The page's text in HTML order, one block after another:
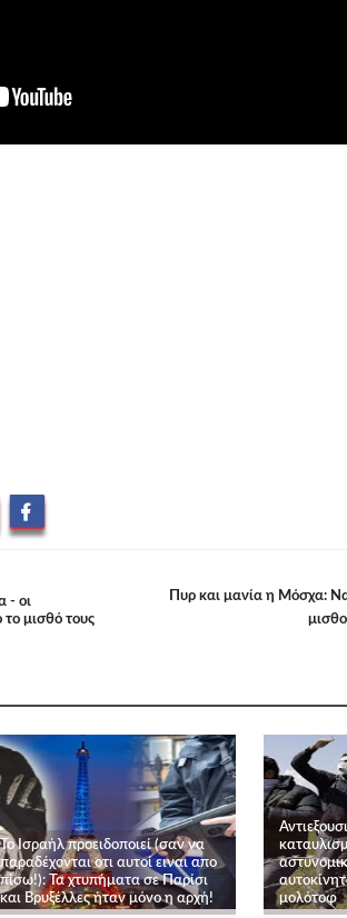
- οι
μισθό τους
Πυρ και μανία η Μόσχα:
Το Ισραήλ προειδοποιεί (σαν να
παραδέχονται οτι αυτοί ειναι απο
πίσω!): Τα χτυπήματα σε Παρίσι
και Βρυξέλλες ήταν μόνο η αρχή!
μολότοφ